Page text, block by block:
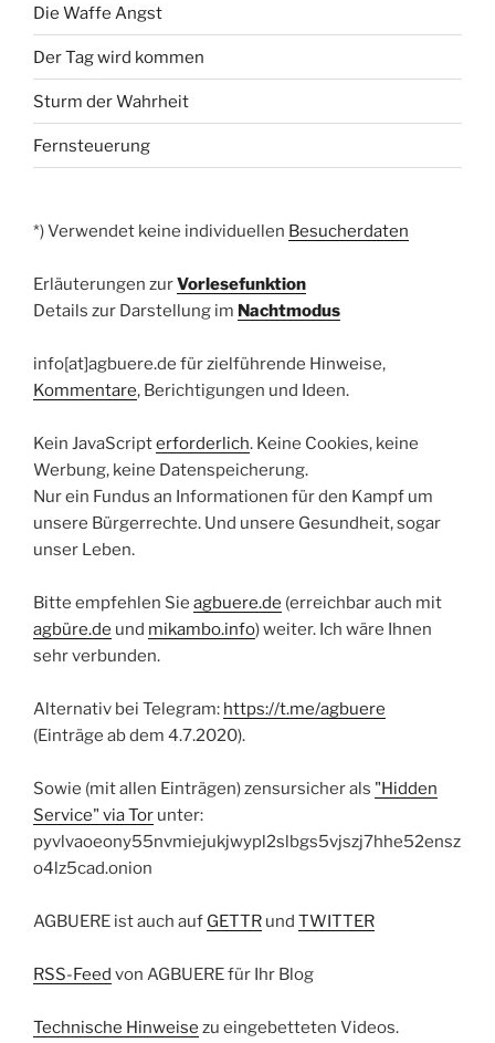
Die Waffe Angst
Der Tag wird kommen
Sturm der Wahrheit
Fernsteuerung
*) Verwendet keine individuellen Besucherdaten
Erläuterungen zurVorlesefunktion
Details zur Darstellung im Nachtmodus
info[at]agbuere.de für zielführende Hinweise,
Kommentare, Berichtigungen und Ideen.
Kein JavaScripterforderlich. Keine Cookies, keine
Werbung, keine Datenspeicherung.
Nur ein Fundus an Informationen für den Kampf um
unsere Bürgerrechte. Und unsere Gesundheit, sogar
unser Leben.
Bitte empfehlen Sie agbuere.de (erreichbar auch mit
agbüre.de und mikambo.info) weiter. Ich wäre Ihnen
sehr verbunden.
Alternativ bei Telegram: https://t.me/agbuere
(Einträge ab dem 4.7.2020).
Sowie (mit allen Einträgen) zensursicher als "Hidden
Service" via Tor unter:
pyvlvaoeony55nvmiejukjwypl2slbgs5vjszj7hhe52ensz
o4lz5cad.onion
AGBUERE ist auch auf GETTR und TWITTER
RSS-Feed von AGBUERE für Ihr Blog
Technische Hinweise zu eingebetteten Videos.